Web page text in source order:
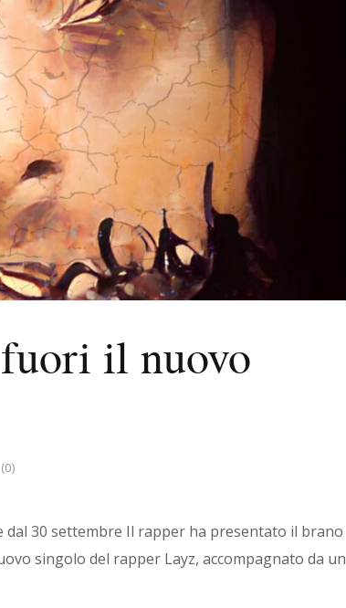
il nuovo
(0)
dal 30 settembre Il rapper ha presentato il brano
singolo del rapper Layz, accompagnato da un